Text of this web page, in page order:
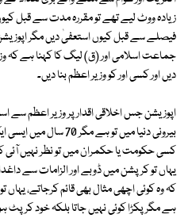
زیادہ ووٹ لیے تھے تو مقررہ مدت سے قبل
فیصلے سے قبل کیوں استعفیٰ دیں مگر اپوزیشن
جماعت اسلامی اور (ق) لیگ کا کہنا ہے کہ
دیں اور کسی اور کو وزیر اعظم بنا دیں۔
اپوزیشن جس اخلاقی اقدار پر وزیر اعظم سے
بیرونی دنیا میں تو ہے
کسی حکومت یا حکمران میں تو نظر نہیں آئی
یہاں تو کرپشن میں ڈوبے اور الزامات سے
کہ وہ کوئی اچھی مثال بھی قائم کرجاتے،
ہے مگر پکڑا کوئی نہیں جاتا بلکہ خود کرپٹ